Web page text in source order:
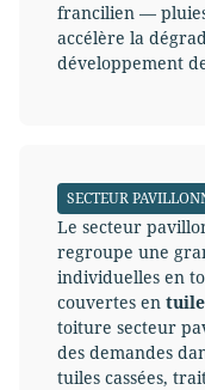
francilien —
accélère la
développement
SECTEUR
Le secteur
regroupe une
individuelles en
couvertes en
toiture secteur
des demandes
tuiles cassées,